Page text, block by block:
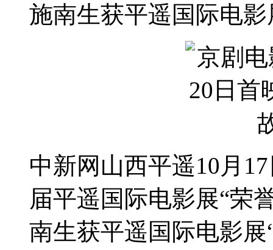
施南生获平遥国际电
中新网山西平遥10月
届平遥国际电影展“荣
南生获平遥国际电影